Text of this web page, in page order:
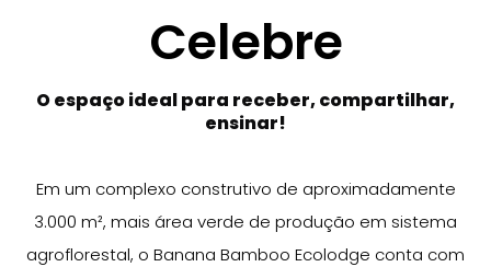
Celebre
O espaço ideal para receber, compartilhar,
ensinar!
Em um complexo construtivo de aproximadamente
3.000 m², mais área verde de produção em sistema
agroflorestal, o Banana Bamboo Ecolodge conta com